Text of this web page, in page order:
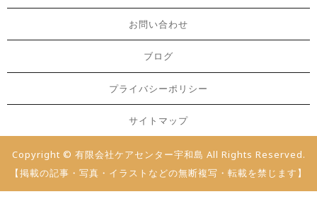
お問い合わせ
ブログ
プライバシーポリシー
サイトマップ
Copyright © 有限会社ケアセンター宇和島 All Rights Reserved.
【掲載の記事・写真・イラストなどの無断複写・転載を禁じます】